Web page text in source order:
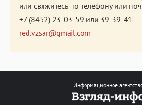
или свяжитесь по телефону или
+7 (8452) 23-03-59 или 39-39-41
red.vzsar@gmail.com
Информационное